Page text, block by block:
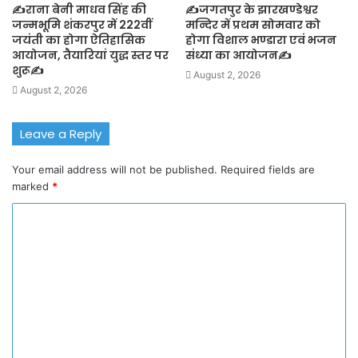
✍️राना बेनी माधव सिंह की
जन्मभूमि शंकरपुर में 222वीं
जयंती का होगा ऐतिहासिक
आयोजन, तैयारियां युद्ध स्तर पर
शुरू✍️
August 2, 2026
✍️जगतपुर के झारखण्डेश्वर
मन्दिर में प्रथम सोमवार को
होगा विशाल भण्डारा एवं भजन
संध्या का आयोजन✍️
August 2, 2026
Leave a Reply
Your email address will not be published. Required fields are
marked *